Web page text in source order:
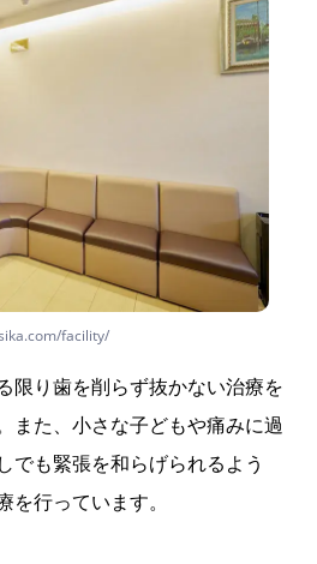
facility/
限り歯を削らず抜かない治療を
また、小さな子どもや痛みに過
でも緊張を和らげられるよう
行っています。